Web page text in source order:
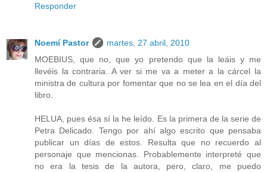
Responder
Noemí Pastor
martes, 27 abril, 2010
MOEBIUS, que no, que yo pretendo que la leáis y me
llevéis la contraria. A ver si me va a meter a la cárcel la
ministra de cultura por fomentar que no se lea en el día del
libro.
HELUA, pues ésa sí la he leído. Es la primera de la serie de
Petra Delicado. Tengo por ahí algo escrito que pensaba
publicar un días de estos. Resulta que no recuerdo al
personaje que mencionas. Probablemente interpreté que
no era la tesis de la autora, pero, claro, me puedo